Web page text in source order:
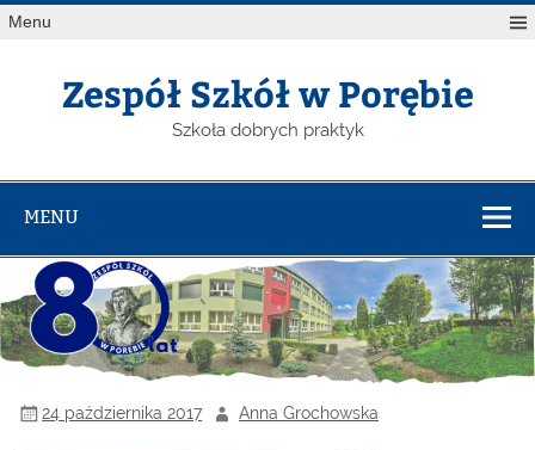
Menu
Zespół Szkół w Porębie
Szkoła dobrych praktyk
MENU
24 października 2017 Anna Grochowska